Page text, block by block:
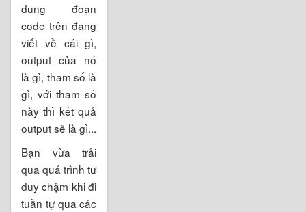
dung đoạn
code trên đang
viết về cái gì,
output của nó
là gì, tham số là
gì, với tham số
này thì kết quả
output sẽ là gì...
Bạn vừa trải
qua quá trình tư
duy chậm khi đi
tuần tự qua các